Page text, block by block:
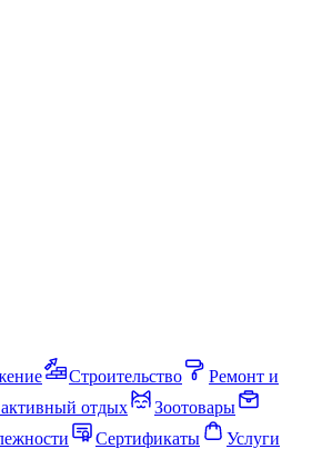
Строительство
Ремонт и
отдых
Зоотовары
Сертификаты
Услуги